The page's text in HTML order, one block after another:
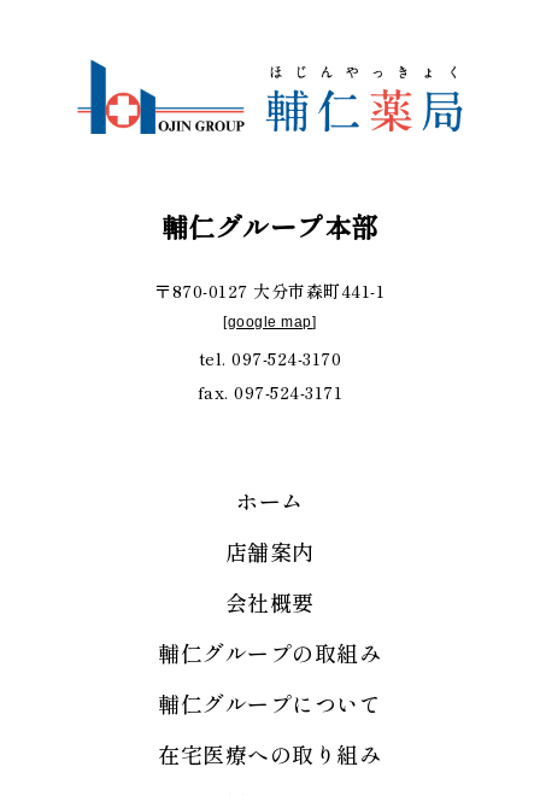
輔仁グループ本部
〒870-0127 大分市森町441-1
[google map]
tel. 097-524-3170
fax. 097-524-3171
ホーム
店舗案内
会社概要
輔仁グループの取組み
輔仁グループについて
在宅医療への取り組み